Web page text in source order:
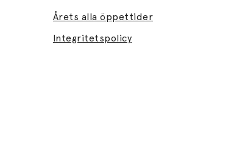
Årets alla öppettider
Integritetspolicy